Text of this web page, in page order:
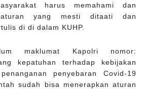
harus memahami dan
yang mesti ditaati dan
di di dalam KUHP.
maklumat Kapolri nomor:
kepatuhan terhadap kebijakan
penyebaran Covid-19
sudah bisa menerapkan aturan